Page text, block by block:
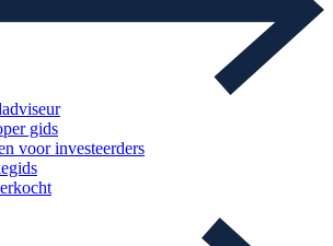
gids
voor investeerders